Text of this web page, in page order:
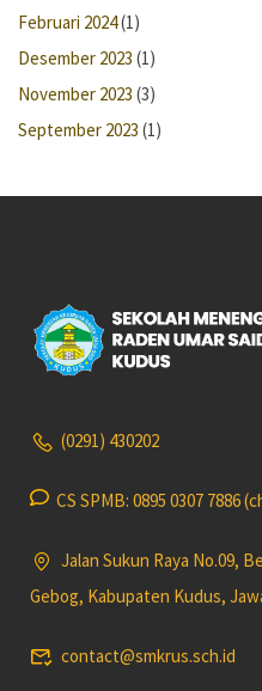
Februari 2024(1)
Desember 2023 (1)
November 2023 (3)
September 2023 (1)
(0291) 430202
CS SPMB: 0895 0307 7886
Jalan Sukun Raya No.09,
Gebog, Kabupaten Kudus,
contact@smkrus.sch.id